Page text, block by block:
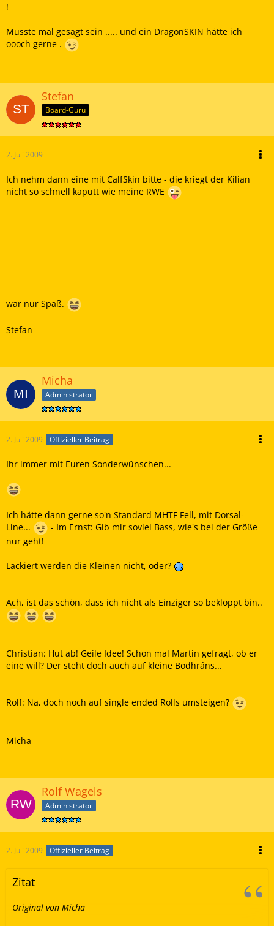
!
Musste mal gesagt sein ..... und ein DragonSKIN hätte ich
oooch gerne .
Stefan
Board-Guru
2. Juli 2009
Ich nehm dann eine mit CalfSkin bitte - die kriegt der Kilian
nicht so schnell kaputt wie meine RWE
war nur Spaß.
Stefan
Micha
Administrator
2. Juli 2009 Offizieller Beitrag
Ihr immer mit Euren Sonderwünschen...
Ich hätte dann gerne so'n Standard MHTF Fell, mit Dorsal-
Line...
- Im Ernst: Gib mir soviel Bass, wie's bei der Größe
nur geht!
Lackiert werden die Kleinen nicht, oder?
Ach, ist das schön, dass ich nicht als Einziger so bekloppt bin..
Christian: Hut ab! Geile Idee! Schon mal Martin gefragt, ob er
eine will? Der steht doch auch auf kleine Bodhráns...
Rolf: Na, doch noch auf single ended Rolls umsteigen?
Micha
Rolf Wagels
Administrator
2. Juli 2009 Offizieller Beitrag
Zitat
Original von Micha